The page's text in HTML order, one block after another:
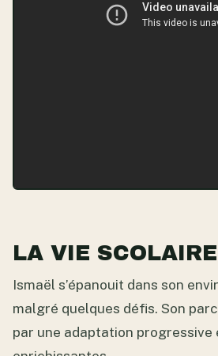
LA VIE
Ismaël s’épanouit dans son
malgré quelques défis. Son
par une adaptation progressive